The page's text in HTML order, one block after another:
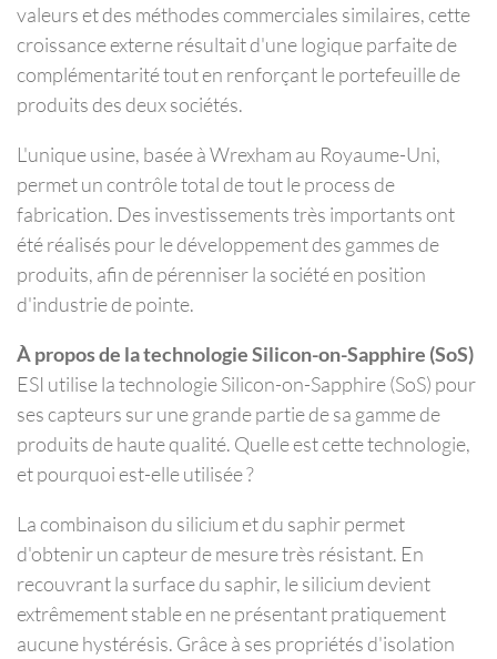
valeurs et des méthodes commerciales similaires, cette
croissance externe résultait d'une logique parfaite de
complémentarité tout en renforçant le portefeuille de
produits des deux sociétés.
L'unique usine, basée à Wrexham au Royaume-Uni,
permet un contrôle total de tout le process de
fabrication. Des investissements très importants ont
été réalisés pour le développement des gammes de
produits, afin de pérenniser la société en position
d'industrie de pointe.
À propos de la technologie Silicon-on-Sapphire (SoS)
ESI utilise la technologie Silicon-on-Sapphire (SoS) pour
ses capteurs sur une grande partie de sa gamme de
produits de haute qualité. Quelle est cette technologie,
et pourquoi est-elle utilisée ?
La combinaison du silicium et du saphir permet
d'obtenir un capteur de mesure très résistant. En
recouvrant la surface du saphir, le silicium devient
extrêmement stable en ne présentant pratiquement
aucune hystérésis. Grâce à ses propriétés d'isolation